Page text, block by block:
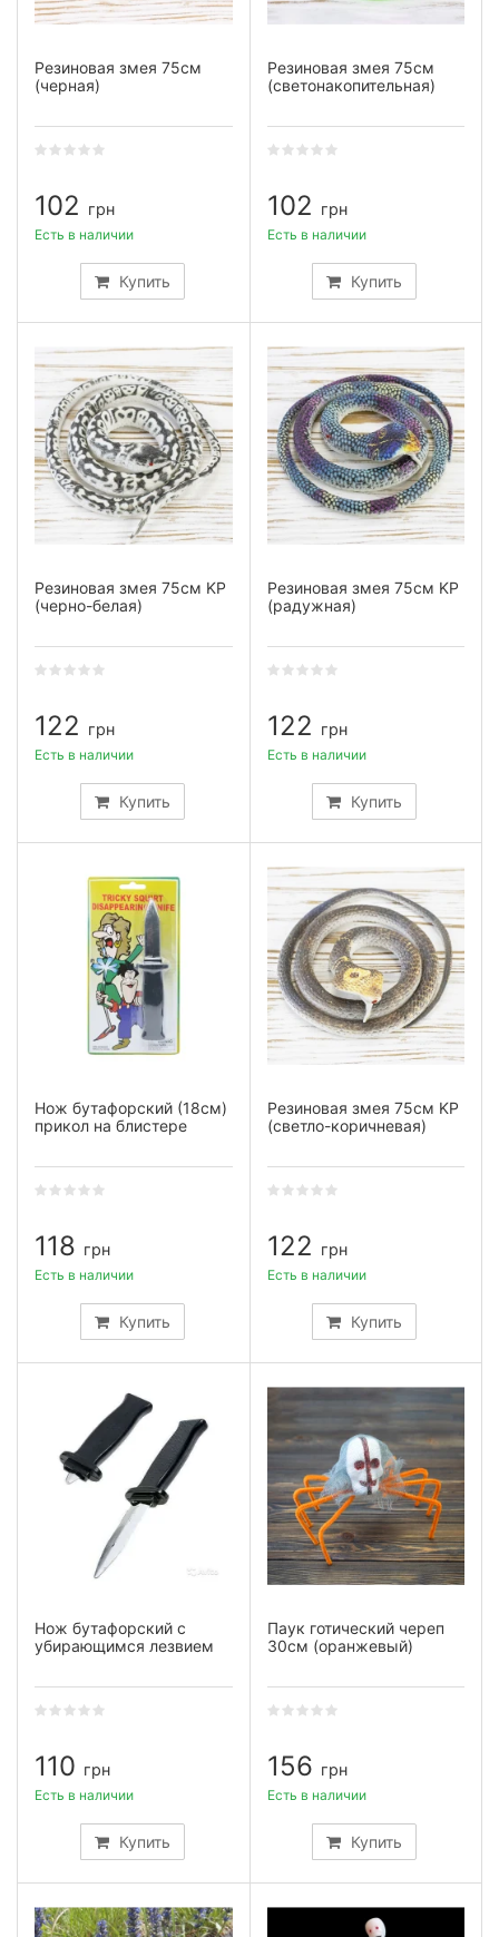
Резиновая змея 75см
(черная)
102 грн
Купить
Есть в наличии
Резиновая змея 75см
(светонакопительная)
102 грн
Купить
Есть в наличии
Резиновая змея 75см KP
(черно-белая)
122 грн
Купить
Есть в наличии
Резиновая змея 75см KP
(радужная)
122 грн
Купить
Есть в наличии
Нож бутафорский (18см)
прикол на блистере
118 грн
Купить
Есть в наличии
Резиновая змея 75см KP
(светло-коричневая)
122 грн
Купить
Есть в наличии
Нож бутафорский с
убирающимся лезвием
110 грн
Купить
Есть в наличии
Паук готический череп
30см (оранжевый)
156 грн
Купить
Есть в наличии